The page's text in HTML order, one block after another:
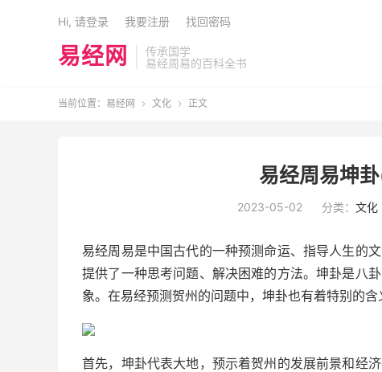
易经网
传承国学
易经周易的百科全书
Hi, 请登录 我要注册 找回密码
当前位置： 易经网  文化  正文
易经周易坤
2023-05-02 分类： 文化
易经周易是中国古代的一种预测命运、指导人生的
提供了一种思考问题、解决困难的方法。坤卦是八
象。在易经预测贺州的问题中，坤卦也有着特别的含
首先，坤卦代表大地，预示着贺州的发展前景和经